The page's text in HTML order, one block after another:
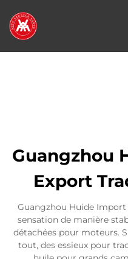
Guangzhou
Export
Guangzhou Huide
sensation de manière
détachées pour moteurs.
tout, des essieux pour